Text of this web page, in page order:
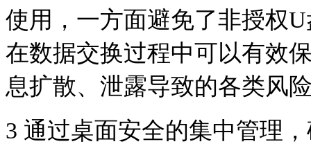
使用，一方面避免了非授权U
在数据交换过程中可以有效
息扩散、泄露导致的各类风
3 通过桌面安全的集中管理